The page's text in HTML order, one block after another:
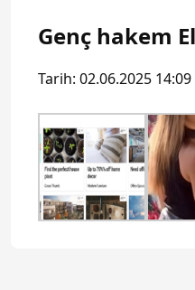
Genç hakem
Tarih: 02.06.2025 14:09